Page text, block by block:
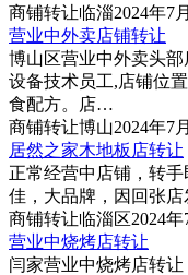
商铺转让临淄2024年7
营业中外卖店铺转让
博山区营业中外卖头
设备技术员工,店铺位
食配方。店…
商铺转让博山2024年7
居然之家木地板店转让
正常经营中店铺，转
佳，大品牌，因回张店
商铺转让临淄区2024年
营业中烧烤店转让
闫家营业中烧烤店转